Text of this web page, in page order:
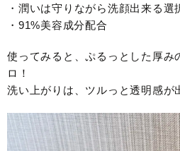
・潤いは守りながら洗顔出来る選
・91%美容成分配合
使ってみると、ぷるっとした厚み
ロ！
洗い上がりは、ツルっと透明感が